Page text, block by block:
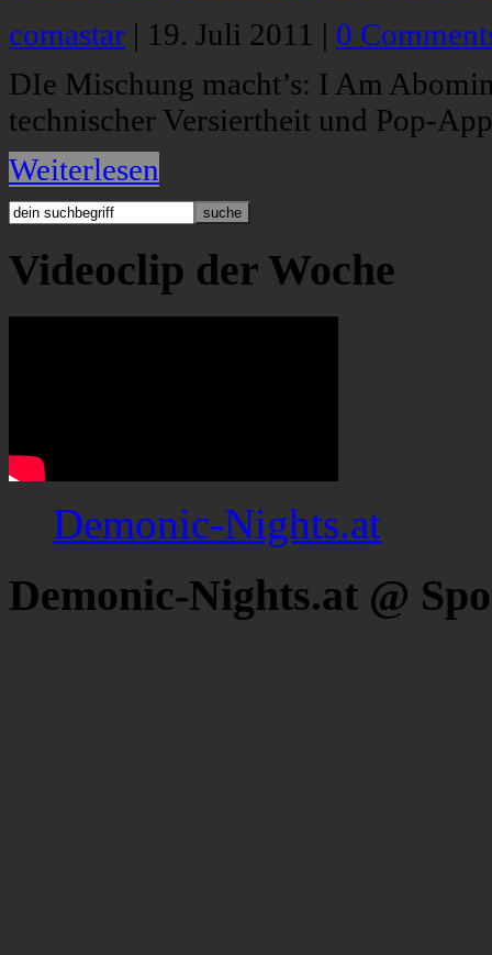
comastar | 19. Juli 2011 | 0
DIe Mischung macht’s: I Am
technischer Versiertheit und Pop-
Weiterlesen
Videoclip der Woche
Demonic-Nights.at
Demonic-Nights.at @